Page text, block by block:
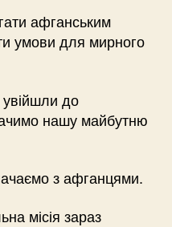
афганським
умови для мирного
до
нашу майбутню
з афганцями.
місія зараз